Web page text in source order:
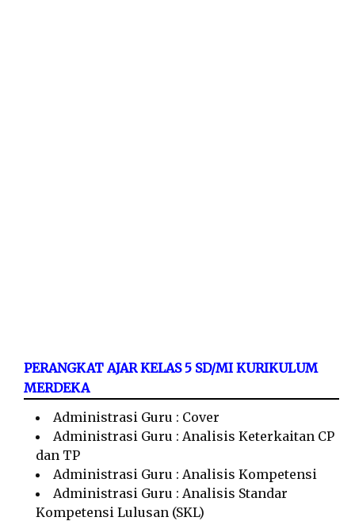
PERANGKAT AJAR KELAS 5 SD/MI KURIKULUM
MERDEKA
Administrasi Guru : Cover
Administrasi Guru : Analisis Keterkaitan CP
dan TP
Administrasi Guru : Analisis Kompetensi
Administrasi Guru : Analisis Standar
Kompetensi Lulusan (SKL)